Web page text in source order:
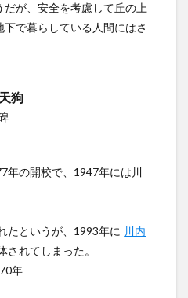
が、安全を考慮して丘の上
で暮らしている人間にはさ
狗
年の開校で、1947年には川
たというが、1993年に 川内
されてしまった。